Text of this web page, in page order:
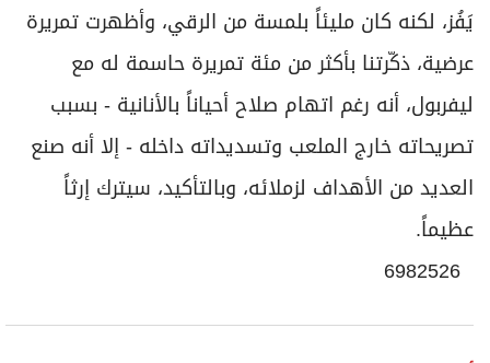
يَفُز، لكنه كان مليئاً بلمسة من الرقي، وأظهرت تمريرة
عرضية، ذكّرتنا بأكثر من مئة تمريرة حاسمة له مع
ليفربول، أنه رغم اتهام صلاح أحياناً بالأنانية - بسبب
تصريحاته خارج الملعب وتسديداته داخله - إلا أنه صنع
العديد من الأهداف لزملائه، وبالتأكيد، سيترك إرثاً
عظيماً.